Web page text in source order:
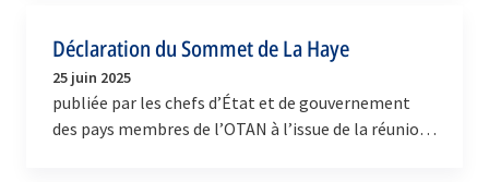
Déclaration du Sommet de La Haye
25 juin 2025
publiée par les chefs d’État et de gouvernement
des pays membres de l’OTAN à l’issue de la réunion